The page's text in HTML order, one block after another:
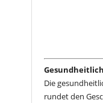
Die
rundet den